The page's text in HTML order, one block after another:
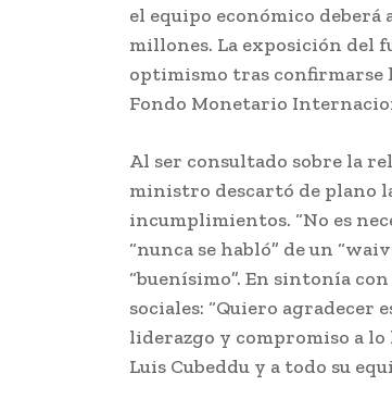
el equipo económico
millones. La exposición del
optimismo tras confirmarse
Fondo Monetario
Al ser consultado sobre la
ministro descartó de plano
incumplimientos. “No es
“nunca se habló” de un
“buenísimo”. En sintonía
sociales: “Quiero agradecer
liderazgo y compromiso a lo
Luis Cubeddu y a todo su